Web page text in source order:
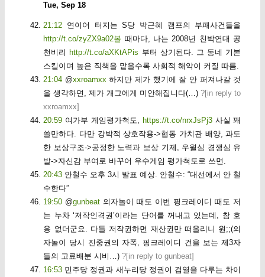
Tue, Sep 18
21:12 연이어 터지는 S당 박근혜 캠프의 부패사건들을
http://t.co/zyZX9a02볼 때마다, 나는 2008년 친박연대 공
천비리http://t.co/aXKtAPis 부터 상기된다. 그 동네 기본
스킬이며 높은 직책을 맡을수록 사회적 해악이 커질 따름.
21:04 @xxroamxx 하지만 제가 했기에 잘 안 퍼져나갈 것
을 생각하면, 제가 개그에게 미안해집니다(…) ?[in reply to
xxroamxx]
20:59 여가부 게임평가척도, https://t.co/nrxJsPj3사실 꽤
쓸만하다. 다만 강박적 상호작용->협동 가치관 배양, 과도
한 보상구조->공정한 노력과 보상 기제, 우월심 경쟁심 유
발->자신감 부여로 바꾸어 우수게임 평가척도로 쓰면.
20:43 안철수 오후 3시 발표 예상. 안철수: “대선에서 안 철
수한다”
19:50 @gunbeat 의자놀이 때도 이번 핑크레이디 때도 저
는 누차 ‘저작인격권’이라는 단어를 꺼내고 있는데, 참 호
응 없더군요. 다들 저작권하면 재산권만 떠올리니 원;;(의
자놀이 당시 진중권의 자폭, 핑크레이디 건을 보는 제3자
들의 고료배분 시비…) ?[in reply to gunbeat]
16:53 민주당 정권과 새누리당 정권이 검열을 다루는 차이